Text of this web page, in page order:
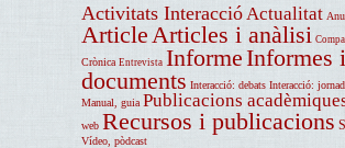
Activitats Interacció Actualitat
Article Articles i anàlisi
Crònica Entrevista InformeInformes i
documents Interacció: debats Interacció:
Manual, guia Publicacions
web Recursos i publicacions
Vídeo, pòdcast